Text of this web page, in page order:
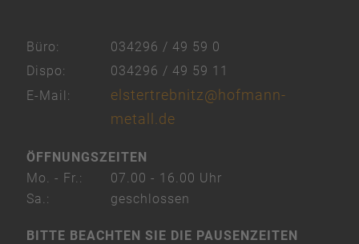
Büro:
034296 / 49 59 0
Dispo:
034296 / 49 59 11
E-Mail:
elstertrebnitz@hofmann-
metall.de
ÖFFNUNGSZEITEN
Mo. - Fr.:
07.00 - 16.00 Uhr
Sa.:
geschlossen
BITTE BEACHTEN SIE DIE PAUSENZEITEN